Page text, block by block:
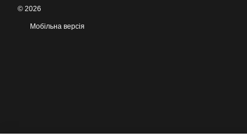
© 2026
Мобільна версія